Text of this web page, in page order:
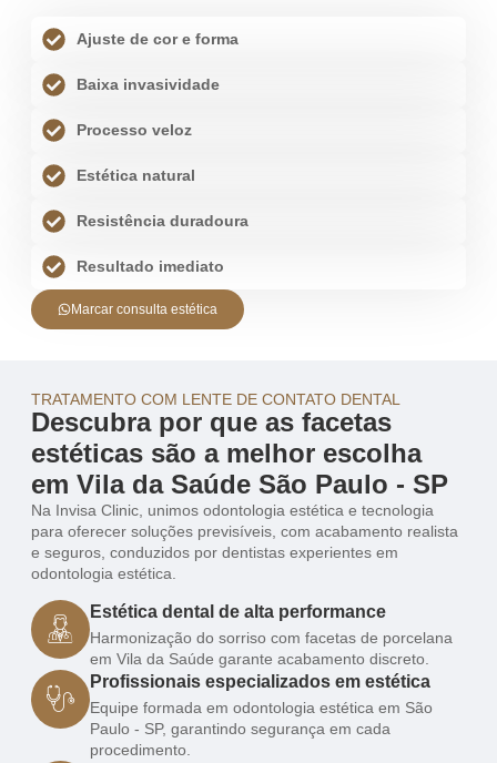
Ajuste de cor e forma
Baixa invasividade
Processo veloz
Estética natural
Resistência duradoura
Resultado imediato
Marcar consulta estética
TRATAMENTO COM LENTE DE CONTATO DENTAL
Descubra por que as facetas
estéticas são a melhor escolha
em Vila da Saúde São Paulo - SP
Na Invisa Clinic, unimos odontologia estética e tecnologia
para oferecer soluções previsíveis, com acabamento realista
e seguros, conduzidos por dentistas experientes em
odontologia estética.
Estética dental de alta performance
Harmonização do sorriso com facetas de porcelana
em Vila da Saúde garante acabamento discreto.
Profissionais especializados em estética
Equipe formada em odontologia estética em São
Paulo - SP, garantindo segurança em cada
procedimento.